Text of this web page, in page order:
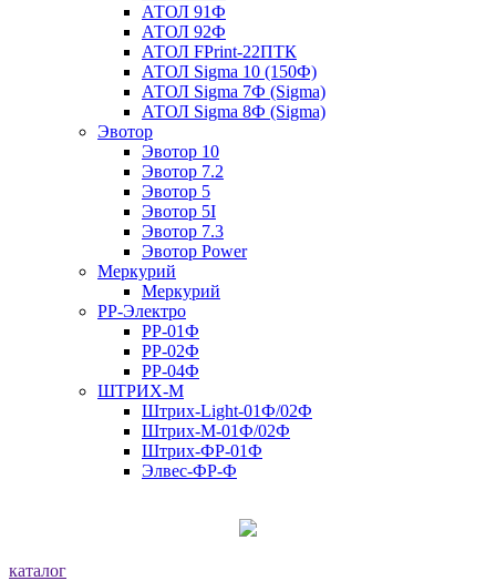
АТОЛ 91Ф
АТОЛ 92Ф
АТОЛ FPrint-22ПТК
АТОЛ Sigma 10 (150Ф)
АТОЛ Sigma 7Ф (Sigma)
АТОЛ Sigma 8Ф (Sigma)
Эвотор
Эвотор 10
Эвотор 7.2
Эвотор 5
Эвотор 5I
Эвотор 7.3
Эвотор Power
Меркурий
Меркурий
РР-Электро
РР-01Ф
РР-02Ф
РР-04Ф
ШТРИХ-М
Штрих-Light-01Ф/02Ф
Штрих-М-01Ф/02Ф
Штрих-ФР-01Ф
Элвес-ФР-Ф
каталог